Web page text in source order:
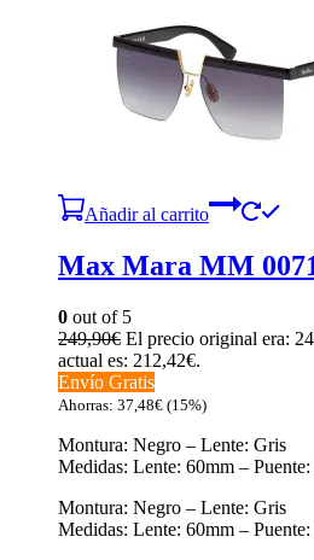
Añadir al carrito
Max Mara MM
0 out of 5
249,90€ El precio original era:
actual es: 212,42€.
Envío Gratis
Ahorras: 37,48€ (15%)
Montura: Negro – Lente: Gris
Medidas: Lente: 60mm –
Montura: Negro – Lente: Gris
Medidas: Lente: 60mm –